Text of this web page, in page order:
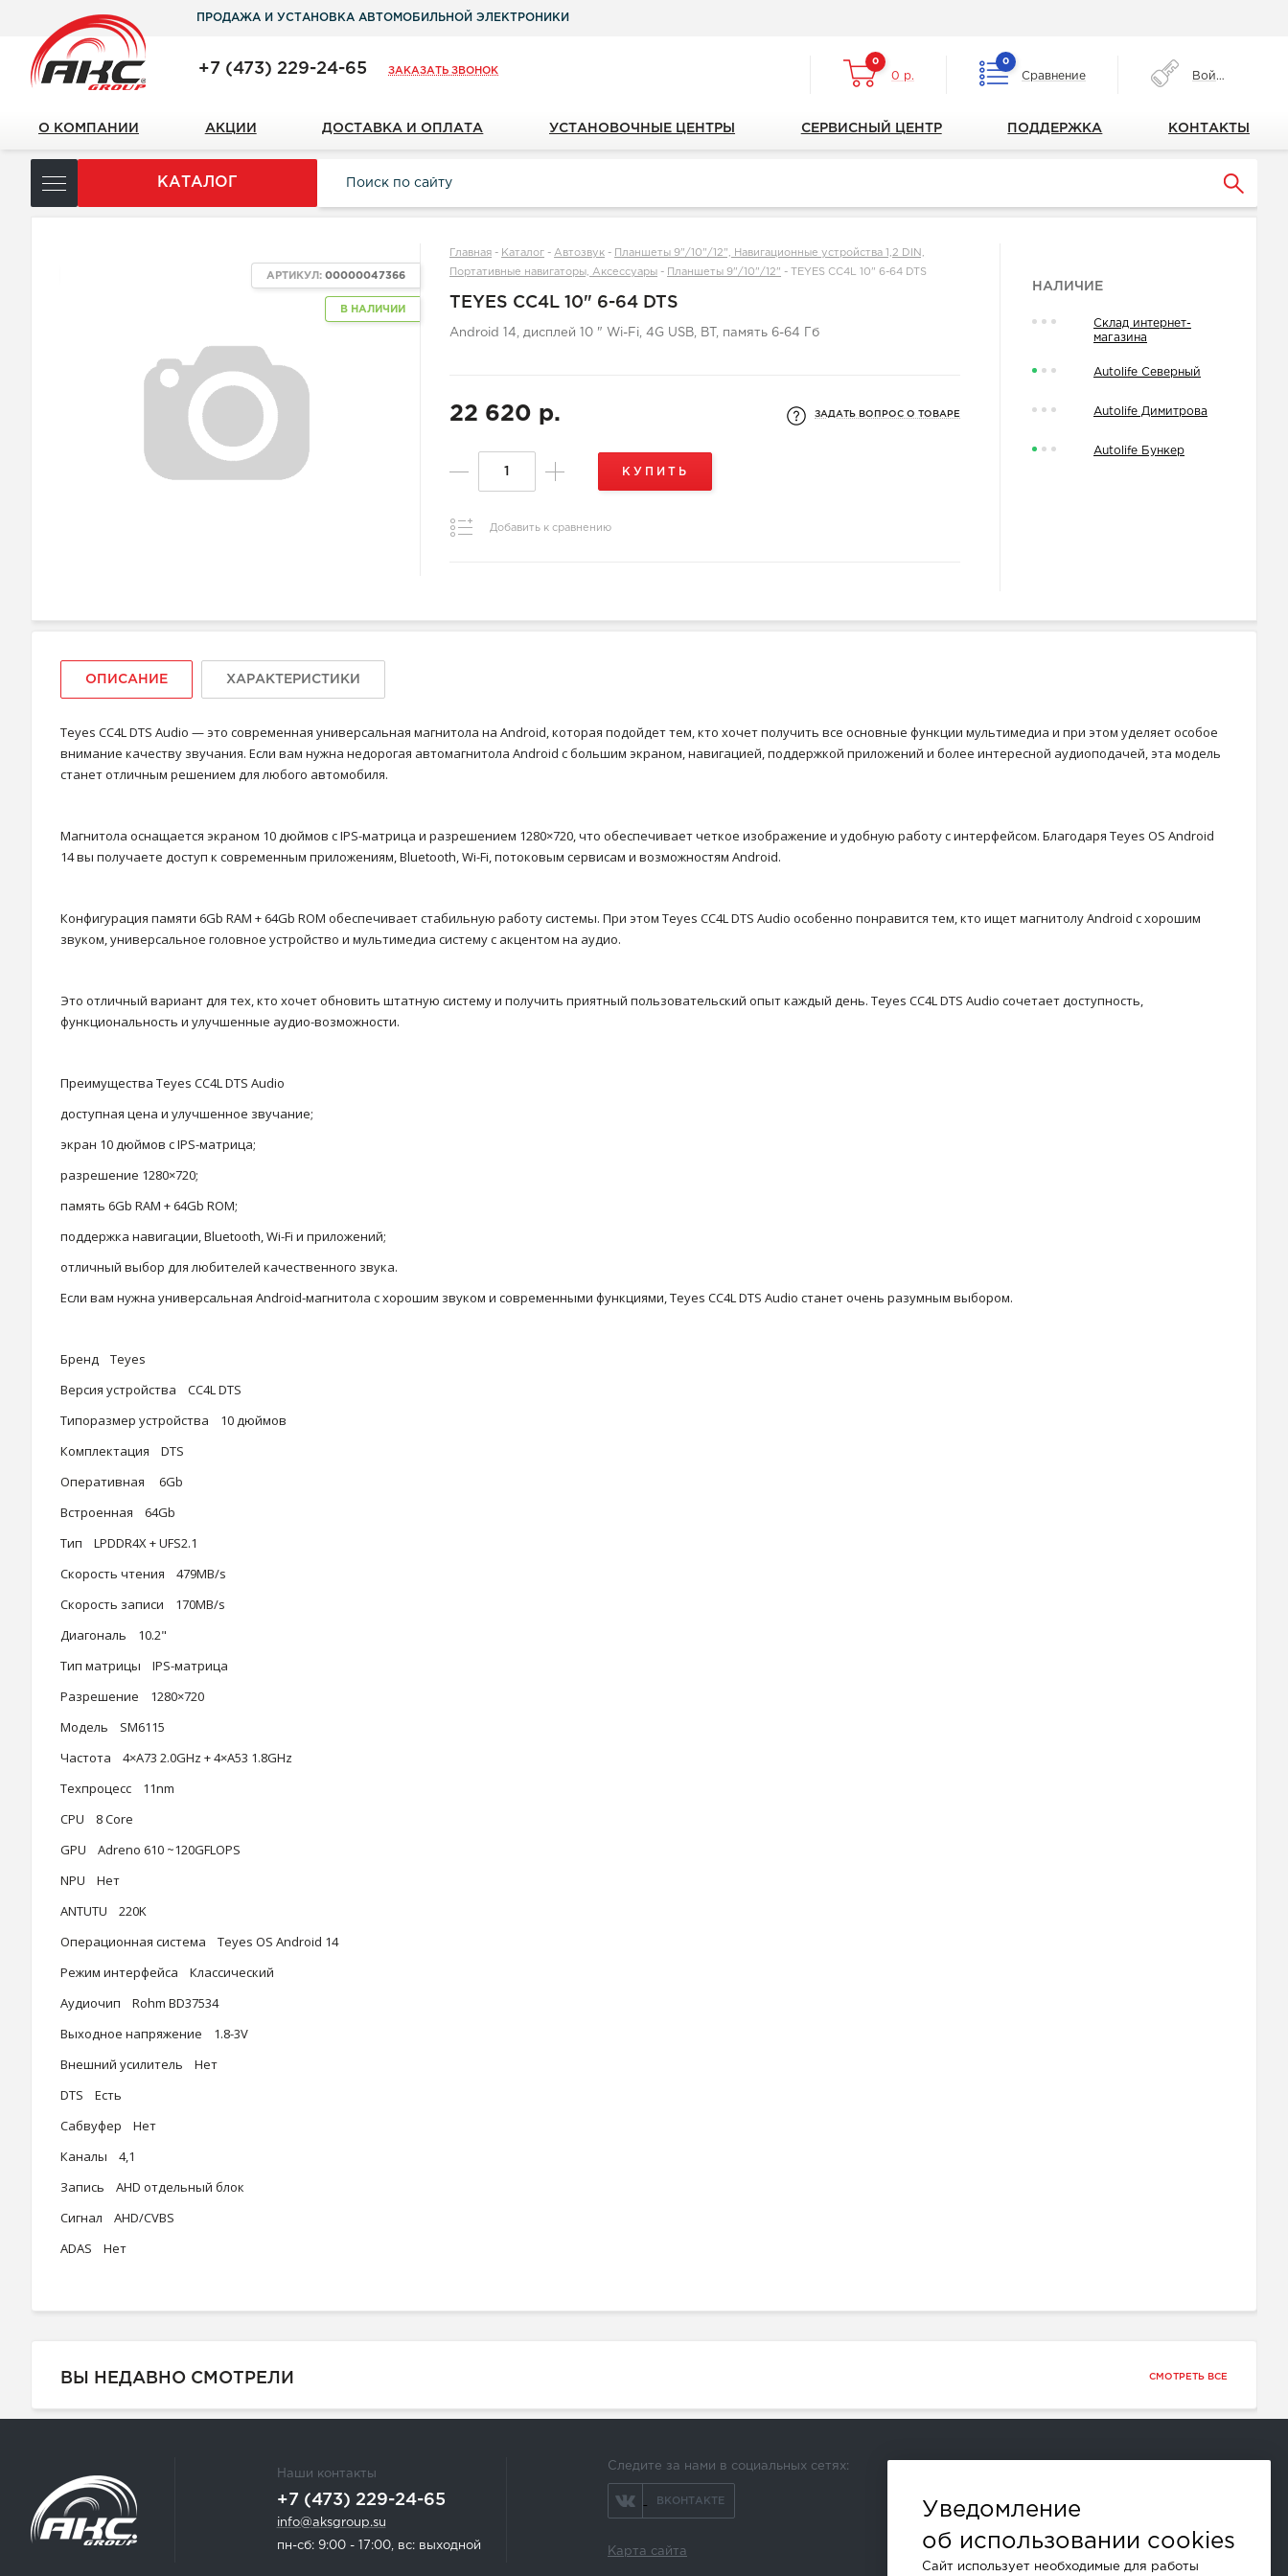
ПРОДАЖА И УСТАНОВКА АВТОМОБИЛЬНОЙ ЭЛЕКТРОНИКИ
+7 (473) 229-24-65 ЗАКАЗАТЬ ЗВОНОК
0
0 р.
0
Сравнение Войти
О КОМПАНИИ АКЦИИ ДОСТАВКА И ОПЛАТА УСТАНОВОЧНЫЕ ЦЕНТРЫ СЕРВИСНЫЙ ЦЕНТР ПОДДЕРЖКА КОНТАКТЫ
КАТАЛОГ
В НАЛИЧИИ
АРТИКУЛ:00000047366
Главная - Каталог -Автозвук -
Планшеты 9"/10"/12", Навигационные устройства 1,2 DIN,
Портативные навигаторы, Аксессуары - Планшеты 9"/10"/12" - TEYES CC4L 10" 6-64 DTS
TEYES CC4L 10" 6-64 DTS
Android 14, дисплей 10 " Wi-Fi, 4G USB, BT, память 6-64 Гб
22 620 р. ЗАДАТЬ ВОПРОС О ТОВАРЕ
КУПИТЬ
Добавить к сравнению
НАЛИЧИЕ
Склад интернет-
магазина
Autolife Северный
Autolife Димитрова
Autolife Бункер
ОПИСАНИЕ ХАРАКТЕРИСТИКИ
Teyes CC4L DTS Audio — это современная универсальная магнитола на Android, которая подойдет тем, кто хочет получить все основные функции мультимедиа и при этом уделяет особое
внимание качеству звучания. Если вам нужна недорогая автомагнитола Android с большим экраном, навигацией, поддержкой приложений и более интересной аудиоподачей, эта модель
станет отличным решением для любого автомобиля.
Магнитола оснащается экраном 10 дюймов с IPS-матрица и разрешением 1280×720, что обеспечивает четкое изображение и удобную работу с интерфейсом. Благодаря Teyes OS Android
14 вы получаете доступ к современным приложениям, Bluetooth, Wi-Fi, потоковым сервисам и возможностям Android.
Конфигурация памяти 6Gb RAM + 64Gb ROM обеспечивает стабильную работу системы. При этом Teyes CC4L DTS Audio особенно понравится тем, кто ищет магнитолу Android с хорошим
звуком, универсальное головное устройство и мультимедиа систему с акцентом на аудио.
Это отличный вариант для тех, кто хочет обновить штатную систему и получить приятный пользовательский опыт каждый день. Teyes CC4L DTS Audio сочетает доступность,
функциональность и улучшенные аудио-возможности.
Преимущества Teyes CC4L DTS Audio
доступная цена и улучшенное звучание;
экран 10 дюймов с IPS-матрица;
разрешение 1280×720;
память 6Gb RAM + 64Gb ROM;
поддержка навигации, Bluetooth, Wi-Fi и приложений;
отличный выбор для любителей качественного звука.
Если вам нужна универсальная Android-магнитола с хорошим звуком и современными функциями, Teyes CC4L DTS Audio станет очень разумным выбором.
Бренд Teyes
Версия устройства CC4L DTS
Типоразмер устройства 10 дюймов
Комплектация DTS
Оперативная 6Gb
Встроенная 64Gb
Тип LPDDR4X + UFS2.1
Скорость чтения 479MB/s
Скорость записи 170MB/s
Диагональ 10.2"
Тип матрицы IPS-матрица
Разрешение 1280×720
Модель SM6115
Частота 4×A73 2.0GHz + 4×A53 1.8GHz
Техпроцесс 11nm
CPU 8 Core
GPU Adreno 610 ~120GFLOPS
NPU Нет
ANTUTU 220K
Операционная система Teyes OS Android 14
Режим интерфейса Классический
Аудиочип Rohm BD37534
Выходное напряжение 1.8-3V
Внешний усилитель Нет
DTS Есть
Сабвуфер Нет
Каналы 4,1
Запись AHD отдельный блок
Сигнал AHD/CVBS
ADAS Нет
ВЫ НЕДАВНО СМОТРЕЛИ СМОТРЕТЬ ВСЕ
Наши контакты
+7 (473) 229-24-65
info@aksgroup.su
пн-сб: 9:00 - 17:00, вс: выходной
Следите за нами в социальных сетях:
ВКОНТАКТЕ
Карта сайта
и другие
Уведомление
об использовании cookies
Сайт использует необходимые для работы